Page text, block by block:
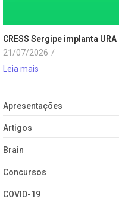
CRESS Sergipe implanta
21/07/2026 /
Leia mais
Apresentações
Artigos
Brain
Concursos
COVID-19